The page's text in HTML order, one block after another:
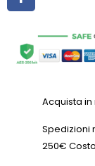
Acquista
Spedizioni
250€